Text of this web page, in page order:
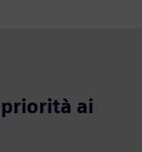
ai